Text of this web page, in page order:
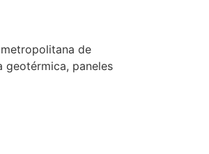
de
geotérmica, paneles